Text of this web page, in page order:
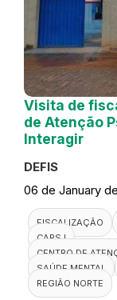
Visita de
de Atenção
Interagir
DEFIS
06 de January
FISCALIZAÇÃO
CAPS I
CENTRO DE
SAÚDE MENTAL
REGIÃO NORTE